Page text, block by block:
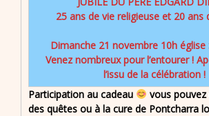
25 ans de vie religieuse et 20 ans
Dimanche 21 novembre 10h église
Venez nombreux pour l’entourer !
l’issu de la célébration !
Participation au cadeau
vous
des quêtes ou à la cure de Pontcharra